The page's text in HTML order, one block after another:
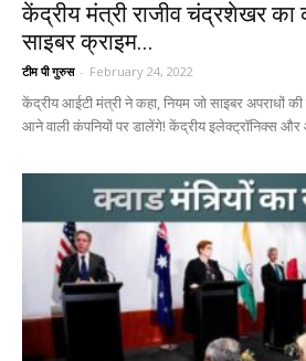
केंद्रीय मंत्री राजीव चंद्रशेखर का
साइबर क्राइम...
टीम पी गुरुस - February 24, 2022
केंद्रीय आईटी मंत्री ने कहा, नियम जो साइबर अपराधों की
आने वाली कंपनियों पर डालेंगे! केंद्रीय इलेक्ट्रॉनिक्स और